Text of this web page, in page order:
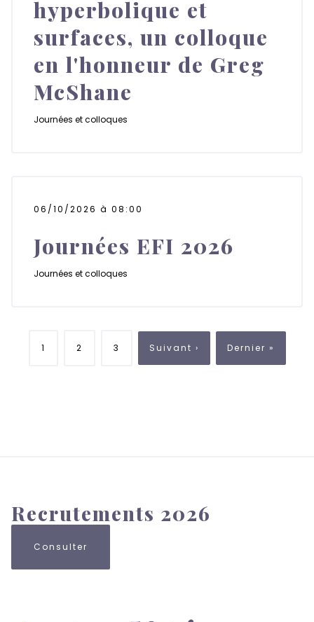
hyperbolique et
surfaces, un colloque
en l'honneur de Greg
McShane
Journées et colloques
06/10/2026 à 08:00
Journées EFI 2026
Journées et colloques
Pagination
1
2
3
Suivant ›
Dernier »
Recrutements 2026
Consulter